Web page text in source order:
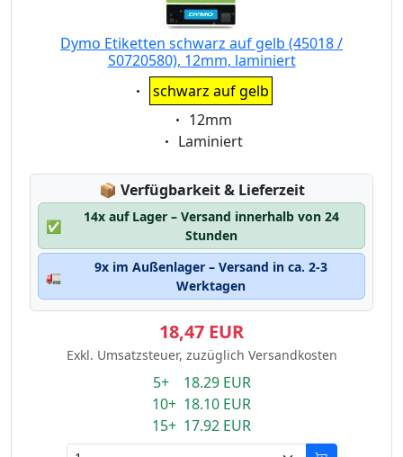
Dymo Etiketten schwarz auf gelb (45018 /
S0720580), 12mm, laminiert
Eigenschaft:
schwarz auf gelb
Eigenschaft:
12mm
Eigenschaft:
Laminiert
📦 Lagerstatus:
Verfügbarkeit & Lieferzeit
✅
14x auf Lager – Versand innerhalb von 24
Stunden
🚛
9x im Außenlager – Versand in ca. 2-3
Werktagen
18,47 EUR
Exkl. Umsatzsteuer, zuzüglich Versandkosten
5+ 18.29 EUR
10+ 18.10 EUR
15+ 17.92 EUR